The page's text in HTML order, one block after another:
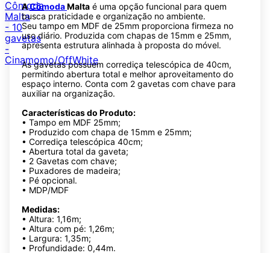
ACômodaMalta é uma opção funcional para quem
busca praticidade e organização no ambiente.
Seu tampo em MDF de 25mm proporciona firmeza no
uso diário. Produzida com chapas de 15mm e 25mm,
apresenta estrutura alinhada à proposta do móvel.
As gavetas possuem corrediça telescópica de 40cm,
permitindo abertura total e melhor aproveitamento do
espaço interno. Conta com 2 gavetas com chave para
auxiliar na organização.
Características do Produto:
• Tampo em MDF 25mm;
• Produzido com chapa de 15mm e 25mm;
• Corrediça telescópica 40cm;
• Abertura total da gaveta;
• 2 Gavetas com chave;
• Puxadores de madeira;
• Pé opcional.
• MDP/MDF
Medidas:
• Altura: 1,16m;
• Altura com pé: 1,26m;
• Largura: 1,35m;
• Profundidade: 0,44m.